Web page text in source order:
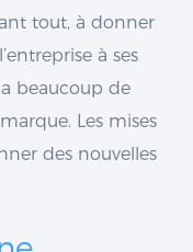
tout, à donner
à ses
beaucoup de
Les mises
des nouvelles